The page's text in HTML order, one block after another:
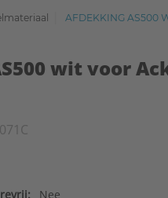
AFDEKKING AS500
wit voor
Nee